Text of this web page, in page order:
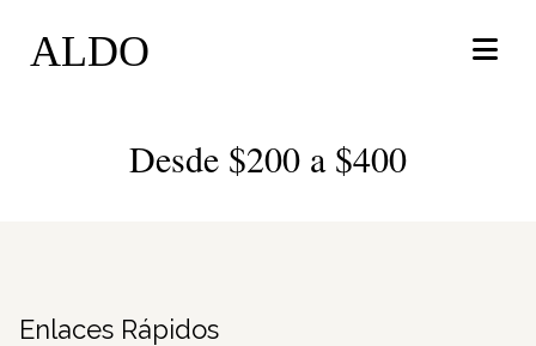
ALDO
Desde $200 a $400
Enlaces Rápidos